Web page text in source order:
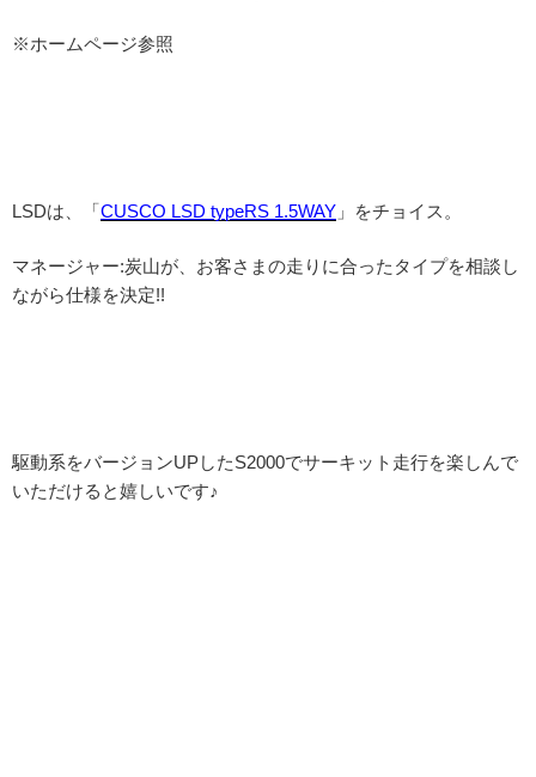
※ホームページ参照
LSDは、「CUSCO LSD typeRS 1.5WAY 」をチョイス。
マネージャー:炭山が、お客さまの走りに合ったタイプを相談し
ながら仕様を決定!!
駆動系をバージョンUPしたS2000でサーキット走行を楽しんで
いただけると嬉しいです♪